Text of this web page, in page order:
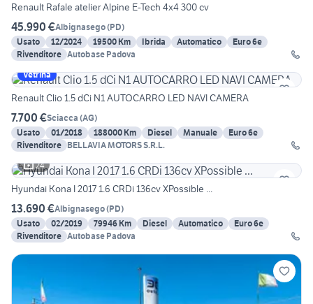
Renault Rafale atelier Alpine E-Tech 4x4 300 cv
45.990 €Albignasego(PD)
Usato
12/2024 19500 Km Ibrida Automatico
Euro 6e
Rivenditore Autobase Padova
Vetrina
Renault Clio 1.5 dCi N1 AUTOCARRO LED NAVI CAMERA
7.700 €Sciacca (AG)
Usato
01/2018 188000 Km Diesel Manuale
Euro 6e
Rivenditore BELLAVIA MOTORS S.R.L.
24
Hyundai Kona I 2017 1.6 CRDi 136cv XPossible ...
13.690 €Albignasego(PD)
Usato
02/2019 79946 Km Diesel Automatico
Euro 6e
Rivenditore Autobase Padova